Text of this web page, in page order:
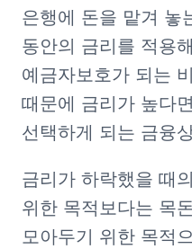
은행에 돈을 맡겨 놓
동안의 금리를 적용
예금자보호가 되는
때문에 금리가 높다
선택하게 되는 금융
금리가 하락했을 때
위한 목적보다는 목
모아두기 위한 목적